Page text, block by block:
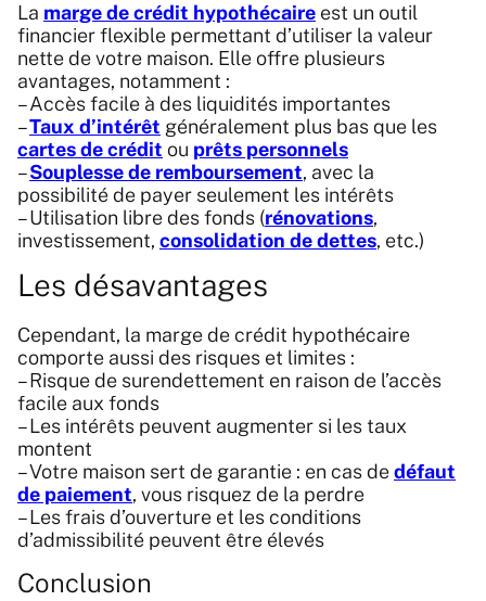
La marge de crédit hypothécaire est un outil
financier flexible permettant d’utiliser la valeur
nette de votre maison. Elle offre plusieurs
avantages, notamment :
– Accès facile à des liquidités importantes
–Taux d’intérêt généralement plus bas que les
cartes de crédit ou prêts personnels
–Souplesse de remboursement, avec la
possibilité de payer seulement les intérêts
– Utilisation libre des fonds (rénovations,
investissement, consolidation de dettes, etc.)
Les désavantages
Cependant, la marge de crédit hypothécaire
comporte aussi des risques et limites :
– Risque de surendettement en raison de l’accès
facile aux fonds
– Les intérêts peuvent augmenter si les taux
montent
– Votre maison sert de garantie : en cas dedéfaut
de paiement, vous risquez de la perdre
– Les frais d’ouverture et les conditions
d’admissibilité peuvent être élevés
Conclusion